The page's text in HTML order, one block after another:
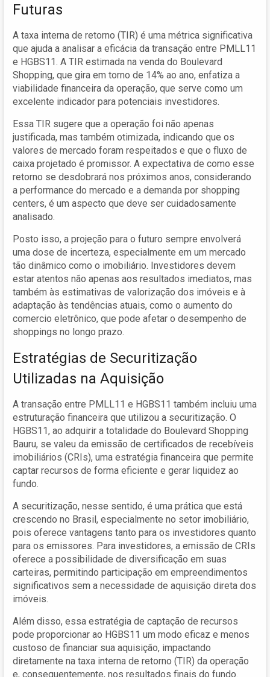
Futuras
A taxa interna de retorno (TIR) é uma métrica significativa
que ajuda a analisar a eficácia da transação entre PMLL11
e HGBS11. A TIR estimada na venda do Boulevard
Shopping, que gira em torno de 14% ao ano, enfatiza a
viabilidade financeira da operação, que serve como um
excelente indicador para potenciais investidores.
Essa TIR sugere que a operação foi não apenas
justificada, mas também otimizada, indicando que os
valores de mercado foram respeitados e que o fluxo de
caixa projetado é promissor. A expectativa de como esse
retorno se desdobrará nos próximos anos, considerando
a performance do mercado e a demanda por shopping
centers, é um aspecto que deve ser cuidadosamente
analisado.
Posto isso, a projeção para o futuro sempre envolverá
uma dose de incerteza, especialmente em um mercado
tão dinâmico como o imobiliário. Investidores devem
estar atentos não apenas aos resultados imediatos, mas
também às estimativas de valorização dos imóveis e à
adaptação às tendências atuais, como o aumento do
comercio eletrônico, que pode afetar o desempenho de
shoppings no longo prazo.
Estratégias de Securitização
Utilizadas na Aquisição
A transação entre PMLL11 e HGBS11 também incluiu uma
estruturação financeira que utilizou a securitização. O
HGBS11, ao adquirir a totalidade do Boulevard Shopping
Bauru, se valeu da emissão de certificados de recebíveis
imobiliários (CRIs), uma estratégia financeira que permite
captar recursos de forma eficiente e gerar liquidez ao
fundo.
A securitização, nesse sentido, é uma prática que está
crescendo no Brasil, especialmente no setor imobiliário,
pois oferece vantagens tanto para os investidores quanto
para os emissores. Para investidores, a emissão de CRIs
oferece a possibilidade de diversificação em suas
carteiras, permitindo participação em empreendimentos
significativos sem a necessidade de aquisição direta dos
imóveis.
Além disso, essa estratégia de captação de recursos
pode proporcionar ao HGBS11 um modo eficaz e menos
custoso de financiar sua aquisição, impactando
diretamente na taxa interna de retorno (TIR) da operação
e, consequentemente, nos resultados finais do fundo.